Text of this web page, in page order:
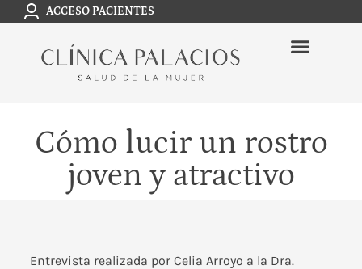
ACCESO PACIENTES
Cómo lucir un rostro
joven y atractivo
Entrevista realizada por Celia Arroyo a la Dra.